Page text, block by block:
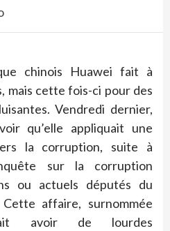
chinois Huawei fait à
mais cette fois-ci pour des
Vendredi dernier,
qu’elle appliquait une
la corruption, suite à
sur la corruption
ou actuels députés du
affaire, surnommée
avoir de lourdes